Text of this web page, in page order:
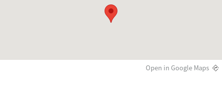
Open in Google Maps